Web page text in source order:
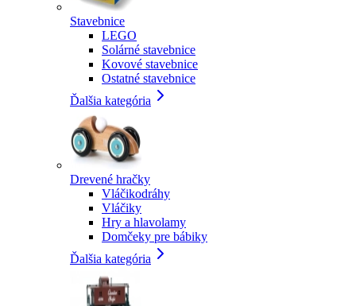
Stavebnice
LEGO
Solárné stavebnice
Kovové stavebnice
Ostatné stavebnice
Ďalšia kategória
Drevené hračky
Vláčikodráhy
Vláčiky
Hry a hlavolamy
Domčeky pre bábiky
Ďalšia kategória